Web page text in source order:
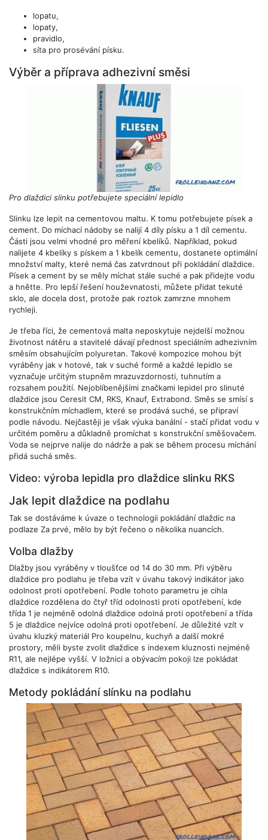
lopatu,
lopaty,
pravidlo,
síta pro prosévání písku.
Výběr a příprava adhezivní směsi
Pro dlaždici slinku potřebujete speciální lepidlo
Slinku lze lepit na cementovou maltu. K tomu potřebujete písek a
cement. Do míchací nádoby se nalijí 4 díly písku a 1 díl cementu.
Části jsou velmi vhodné pro měření kbelíků. Například, pokud
nalijete 4 kbelíky s pískem a 1 kbelík cementu, dostanete optimální
množství malty, které nemá čas zatvrdnout při pokládání dlaždice.
Písek a cement by se měly míchat stále suché a pak přidejte vodu
a hnětte. Pro lepší řešení houževnatosti, můžete přidat tekuté
sklo, ale docela dost, protože pak roztok zamrzne mnohem
rychleji.
Je třeba říci, že cementová malta neposkytuje nejdelší možnou
životnost nátěru a stavitelé dávají přednost speciálním adhezivním
směsím obsahujícím polyuretan. Takové kompozice mohou být
vyráběny jak v hotové, tak v suché formě a každé lepidlo se
vyznačuje určitým stupněm mrazuvzdornosti, tuhnutím a
rozsahem použití. Nejoblíbenějšími značkami lepidel pro slinuté
dlaždice jsou Ceresit CM, RKS, Knauf, Extrabond. Směs se smísí s
konstrukčním míchadlem, které se prodává suché, se připraví
podle návodu. Nejčastěji je však výuka banální - stačí přidat vodu v
určitém poměru a důkladně promíchat s konstrukční směšovačem.
Voda se nejprve nalije do nádrže a pak se během procesu míchání
přidá suchá směs.
Video: výroba lepidla pro dlaždice slinku RKS
Jak lepit dlaždice na podlahu
Tak se dostáváme k úvaze o technologii pokládání dlaždic na
podlaze Za prvé, mělo by být řečeno o několika nuancích.
Volba dlažby
Dlažby jsou vyráběny v tloušťce od 14 do 30 mm. Při výběru
dlaždice pro podlahu je třeba vzít v úvahu takový indikátor jako
odolnost proti opotřebení. Podle tohoto parametru je cihla
dlaždice rozdělena do čtyř tříd odolnosti proti opotřebení, kde
třída 1 je nejméně odolná dlaždice odolná proti opotřebení a třída
5 je dlaždice nejvíce odolná proti opotřebení. Je důležité vzít v
úvahu kluzký materiál Pro koupelnu, kuchyň a další mokré
prostory, měli byste zvolit dlaždice s indexem kluznosti nejméně
R11, ale nejlépe vyšší. V ložnici a obývacím pokoji lze pokládat
dlaždice s indikátorem R10.
Metody pokládání slínku na podlahu